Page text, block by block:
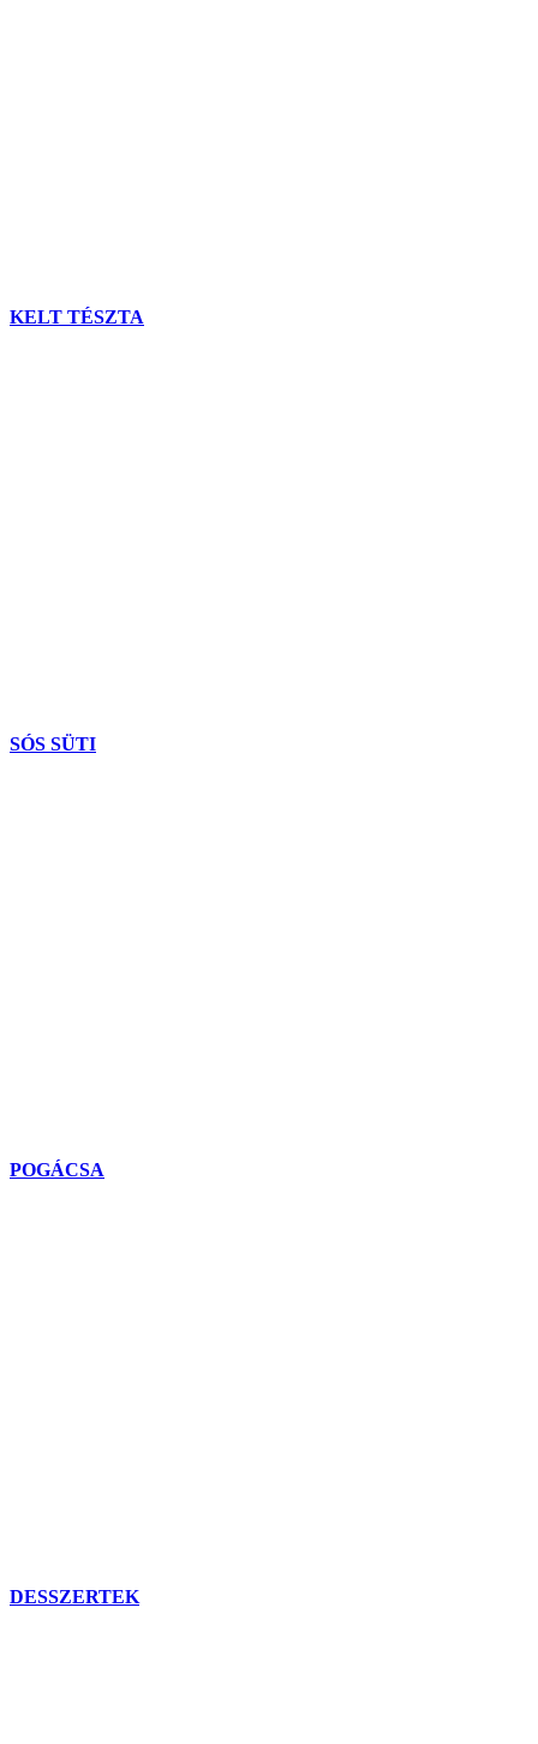
KELT TÉSZTA
SÓS SÜTI
POGÁCSA
DESSZERTEK